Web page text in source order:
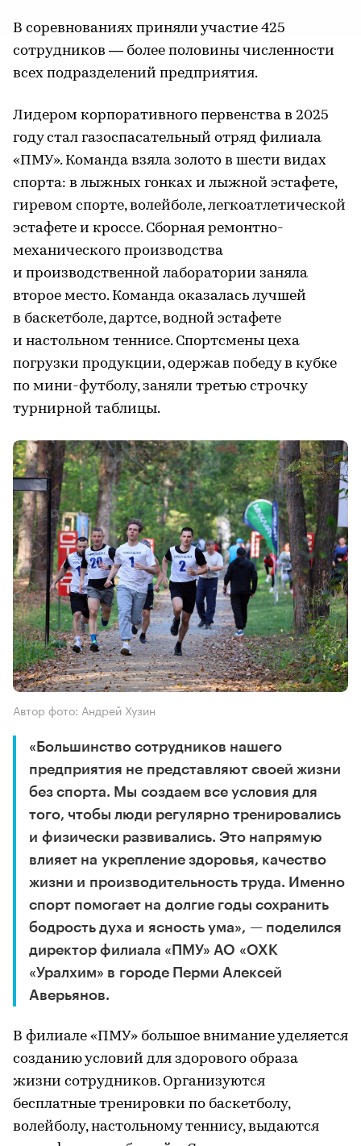
В соревнованиях приняли участие 425
сотрудников — более половины численности
всех подразделений предприятия.
Лидером корпоративного первенства в 2025
году стал газоспасательный отряд филиала
«ПМУ». Команда взяла золото в шести видах
спорта: в лыжных гонках и лыжной эстафете,
гиревом спорте, волейболе, легкоатлетической
эстафете и кроссе. Сборная ремонтно-
механического производства
и производственной лаборатории заняла
второе место. Команда оказалась лучшей
в баскетболе, дартсе, водной эстафете
и настольном теннисе. Спортсмены цеха
погрузки продукции, одержав победу в кубке
по мини-футболу, заняли третью строчку
турнирной таблицы.
Автор фото: Андрей Хузин
«Большинство сотрудников нашего
предприятия не представляют своей жизни
без спорта. Мы создаем все условия для
того, чтобы люди регулярно тренировались
и физически развивались. Это напрямую
влияет на укрепление здоровья, качество
жизни и производительность труда. Именно
спорт помогает на долгие годы сохранить
бодрость духа и ясность ума», — поделился
директор филиала «ПМУ» АО «ОХК
«Уралхим» в городе Перми Алексей
Аверьянов.
В филиале «ПМУ» большое внимание уделяется
созданию условий для здорового образа
жизни сотрудников. Организуются
бесплатные тренировки по баскетболу,
волейболу, настольному теннису, выдаются